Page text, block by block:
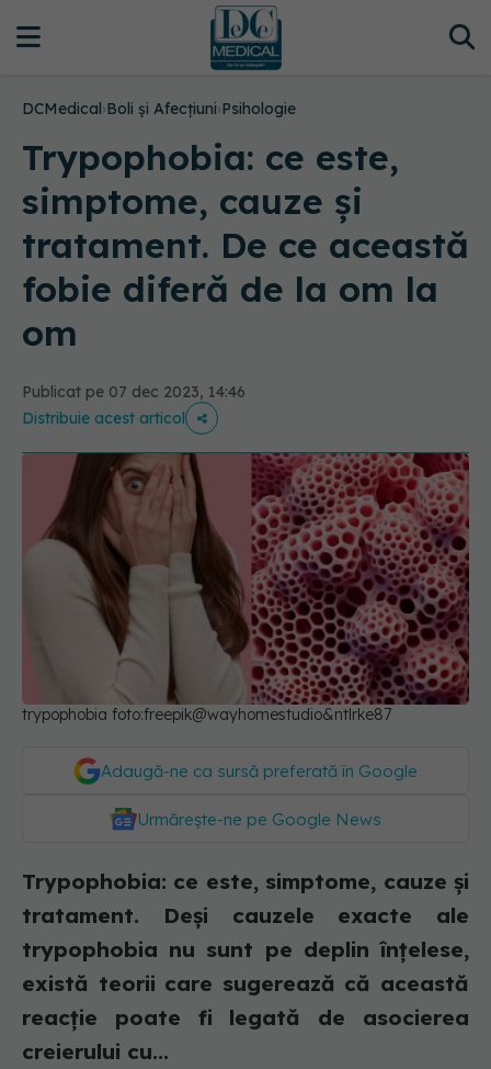
DCMedical›Boli și Afecțiuni›Psihologie
Trypophobia: ce este,
simptome, cauze și
tratament. De ce această
fobie diferă de la om la
om
Publicat pe 07 dec 2023, 14:46
Distribuie acest articol
trypophobia foto:freepik@wayhomestudio&ntlrke87
Adaugă-ne ca sursă preferată în Google
Urmărește-ne pe Google News
Trypophobia: ce este, simptome, cauze și
tratament. Deși cauzele exacte ale
trypophobia nu sunt pe deplin înțelese,
există teorii care sugerează că această
reacție poate fi legată de asocierea
creierului cu...